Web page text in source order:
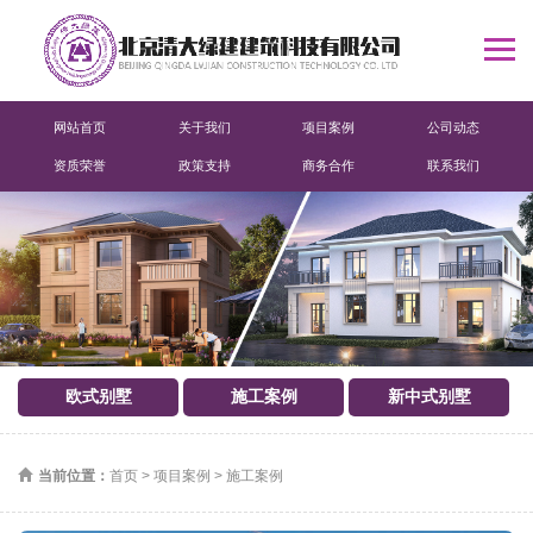
网站首页 关于我们 项目案例 公司动态
资质荣誉 政策支持 商务合作 联系我们
欧式别墅 施工案例 新中式别墅
当前位置： 首页 > 项目案例 > 施工案例